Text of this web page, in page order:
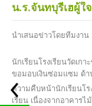
น.ร.จันทบุรีเฮผู้ใ
นำเสนอข่าวโดยทีมงาน
นักเรียนโรงเรียนวัดเก
ขอมอบเงินซ่อมแซม ด้า
ความคืบหน้านักเรียนโร
เรียน เนื่องจากอาคาร